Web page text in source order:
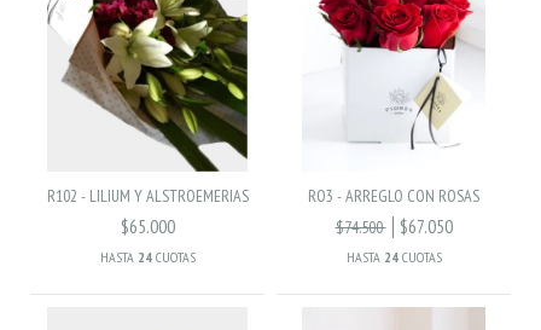
R102 - LILIUM Y ALSTROEMERIAS
$65.000
HASTA 24CUOTAS
RO3 - ARREGLO CON ROSAS
$74.500
$67.050
HASTA 24CUOTAS